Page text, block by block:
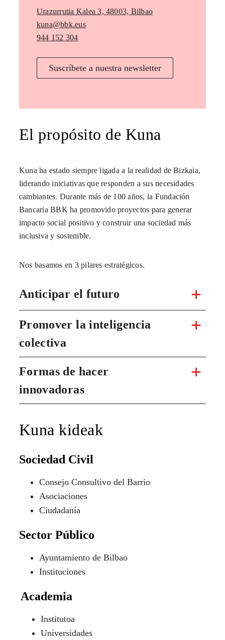
Urazurrutia Kalea 3, 48003, Bilbao
kuna@bbk.eus
944 152 304
Suscríbete a nuestra newsletter
El propósito de Kuna
Kuna ha estado siempre ligada a la realidad de Bizkaia,
liderando iniciativas que responden a sus necesidades
cambiantes. Durante más de 100 años, la Fundación
Bancaria BBK ha promovido proyectos para generar
impacto social positivo y construir una sociedad más
inclusiva y sostenible.
Nos basamos en 3 pilares estratégicos.
Anticipar el futuro
Promover la inteligencia
colectiva
Formas de hacer
innovadoras
Kuna kideak
Sociedad Civil
Consejo Consultivo del Barrio
Asociaciones
Ciudadanía
Sector Público
Ayuntamiento de Bilbao
Instituciones
Academia
Institutoa
Universidades